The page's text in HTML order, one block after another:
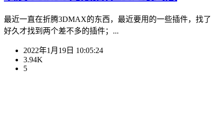
最近一直在折腾3DMAX的东西，最近要用的一些插件，找了
好久才找到两个差不多的插件；...
2022年1月19日 10:05:24
3.94K
5